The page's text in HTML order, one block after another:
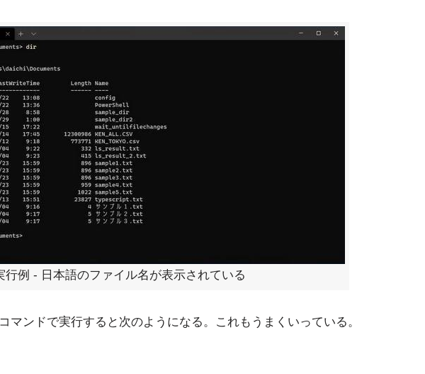
行例 - 日本語のファイル名が表示されている
マンドで実行すると次のようになる。これもうまくいっている。